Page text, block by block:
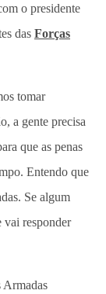
o presidente
das Forças
tomar
a gente precisa
que as penas
Entendo que
Se algum
vai responder
Armadas